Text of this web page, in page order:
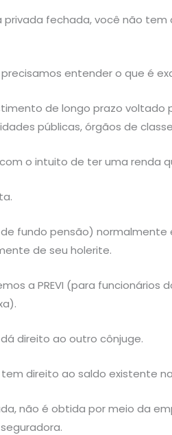
fechada, você não
entender o que é
de longo prazo
públicas, órgãos de
o intuito de ter uma renda
fundo pensão)
de seu holerite.
a PREVI (para funcionários
direito ao outro cônjuge.
direito ao saldo existente
não é obtida por meio da